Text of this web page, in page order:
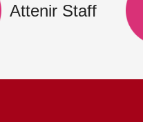
Attenir Staff